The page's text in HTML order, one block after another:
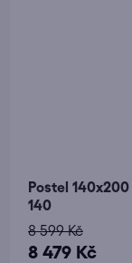
Postel
140
8 479 Kč
8 599 Kč